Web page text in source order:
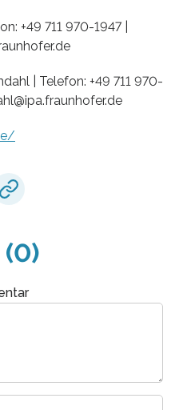
+49 711 970-1947 |
| Telefon: +49 711 970-